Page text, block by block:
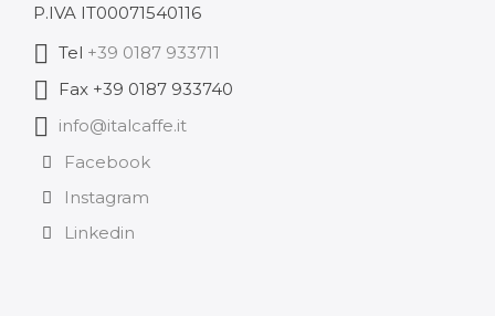
P.IVA IT00071540116
Tel +39 0187 933711
Fax +39 0187 933740
info@italcaffe.it
Facebook
Instagram
Linkedin